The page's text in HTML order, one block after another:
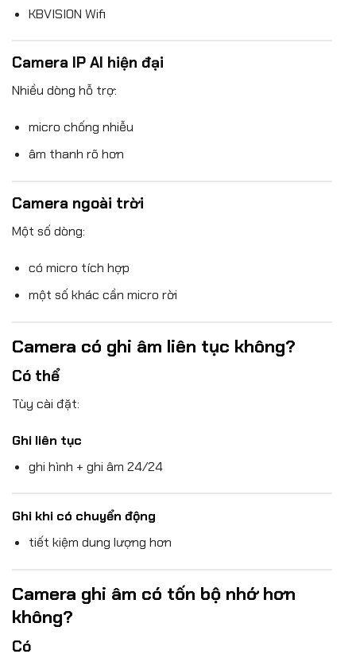
KBVISION Wifi
Camera IP AI hiện đại
Nhiều dòng hỗ trợ:
micro chống nhiễu
âm thanh rõ hơn
Camera ngoài trời
Một số dòng:
có micro tích hợp
một số khác cần micro rời
Camera có ghi âm liên tục không?
Có thể
Tùy cài đặt:
Ghi liên tục
ghi hình + ghi âm 24/24
Ghi khi có chuyển động
tiết kiệm dung lượng hơn
Camera ghi âm có tốn bộ nhớ hơn
không?
Có